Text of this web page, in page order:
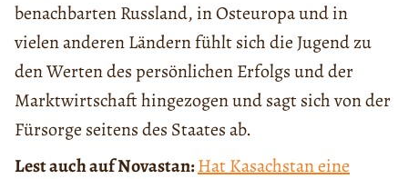
benachbarten Russland, in Osteuropa und in
vielen anderen Ländern fühlt sich die Jugend zu
den Werten des persönlichen Erfolgs und der
Marktwirtschaft hingezogen und sagt sich von der
Fürsorge seitens des Staates ab.
Lest auch auf Novastan:Hat Kasachstan eine